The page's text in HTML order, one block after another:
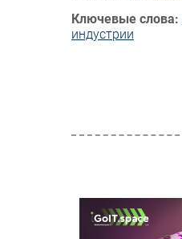
Ключевые слова:
индустрии